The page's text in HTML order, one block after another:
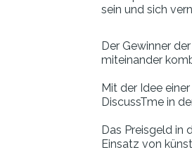
sein und sich
Der Gewinner
miteinander
Mit der Idee
DiscussTme in
Das Preisgeld in
Einsatz von